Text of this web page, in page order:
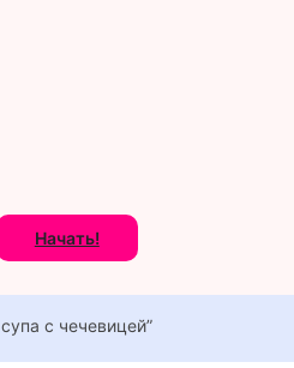
Начать!
с чечевицей”